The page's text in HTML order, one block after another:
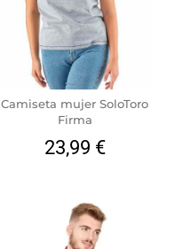
Camiseta mujer SoloToro
Firma
23,99 €